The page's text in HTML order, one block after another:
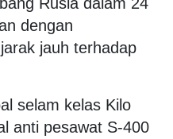
dengan
jauh terhadap
selam kelas Kilo
anti pesawat S-400